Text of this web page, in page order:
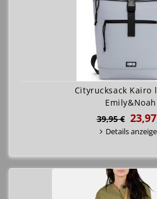
Cityrucksack Kairo
Emily&Noah
39,95 €
Details